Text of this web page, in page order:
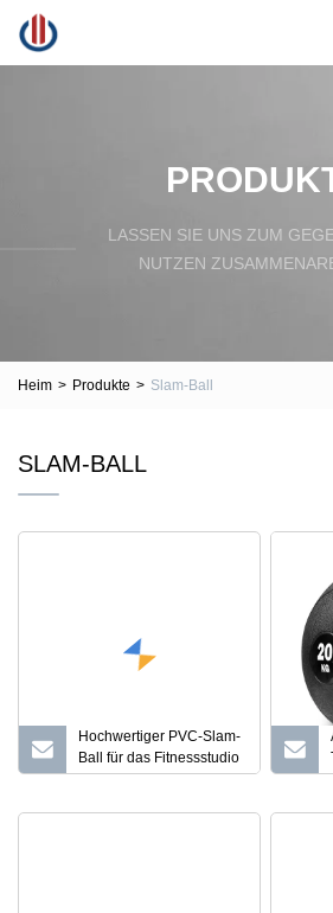
LASSEN SIE UNS ZUM
NUTZEN
Heim > Produkte > Slam-Ball
SLAM-BALL
Hochwertiger PVC-Slam-
Ball für das Fitnessstudio
mit individuellem Logo im